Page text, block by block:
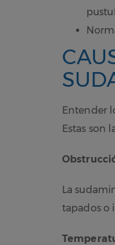
Entender
Estas son
La
tapados o